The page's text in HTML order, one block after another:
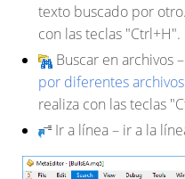
texto buscado por
con las teclas "Ctrl+H".
Buscar en archivos
por diferentes archivos
realiza con las teclas
Ir a línea– ir a la